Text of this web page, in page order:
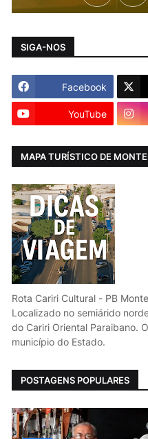
SIGA-NOS
Facebook
YouTube
MAPA TURÍSTICO DE
Rota Cariri Cultural - PB
Localizado no semiárido
do Cariri Oriental Paraibano.
município do Estado.
POSTAGENS POPULARES